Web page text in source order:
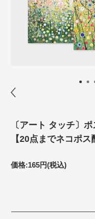
〔アート タッチ〕
【20点までネコポス
価格:165円(税込)